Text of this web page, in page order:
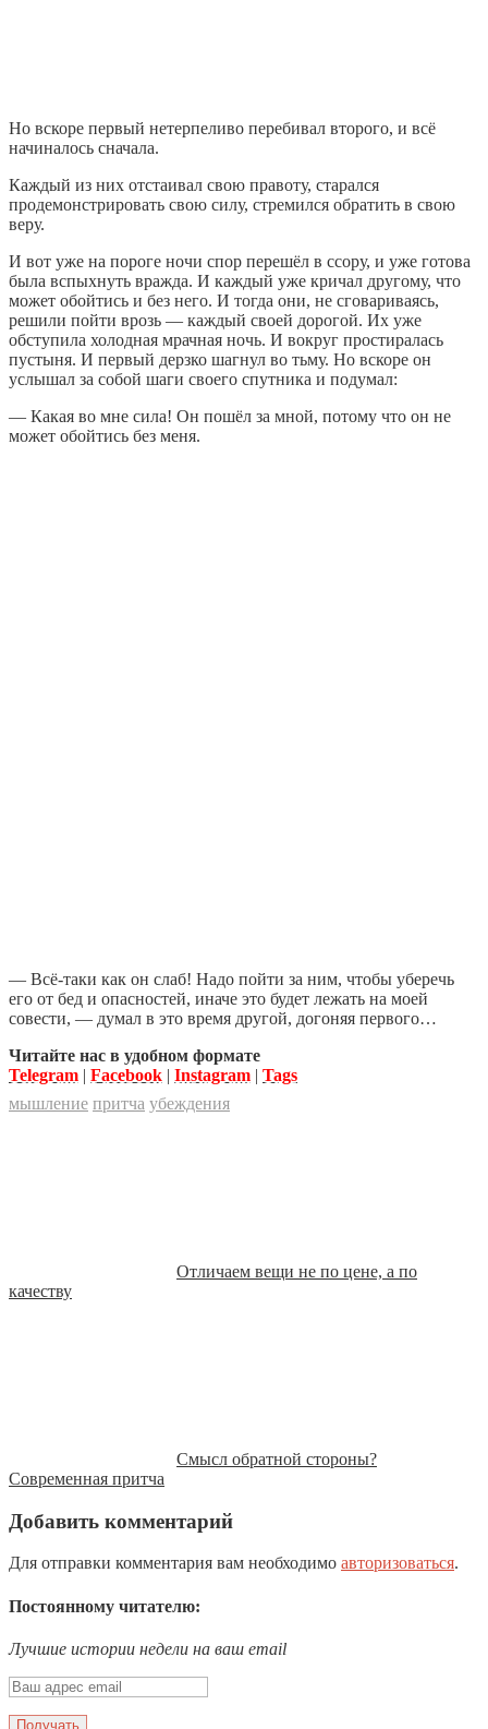
Но вскоре первый нетерпеливо перебивал второго, и всё
начиналось сначала.
Каждый из них отстаивал свою правоту, старался
продемонстрировать свою силу, стремился обратить в свою
веру.
И вот уже на пороге ночи спор перешёл в ссору, и уже готова
была вспыхнуть вражда. И каждый уже кричал другому, что
может обойтись и без него. И тогда они, не сговариваясь,
решили пойти врозь — каждый своей дорогой. Их уже
обступила холодная мрачная ночь. И вокруг простиралась
пустыня. И первый дерзко шагнул во тьму. Но вскоре он
услышал за собой шаги своего спутника и подумал:
— Какая во мне сила! Он пошёл за мной, потому что он не
может обойтись без меня.
— Всё-таки как он слаб! Надо пойти за ним, чтобы уберечь
его от бед и опасностей, иначе это будет лежать на моей
совести, — думал в это время другой, догоняя первого…
Читайте нас в удобном формате
Telegram | Facebook | Instagram | Tags
мышление притча убеждения
Отличаем вещи не по цене, а по
качеству
Смысл обратной стороны?
Современная притча
Добавить комментарий
Для отправки комментария вам необходимо авторизоваться.
Постоянному читателю:
Лучшие истории недели на ваш email